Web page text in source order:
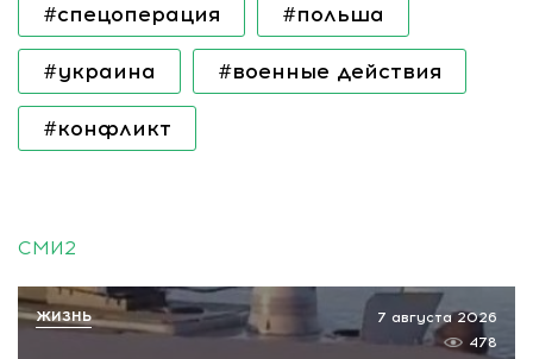
#спецоперация #польша
#украина #военные действия
#конфликт
СМИ2
7 августа 2026
478
ЖИЗНЬ